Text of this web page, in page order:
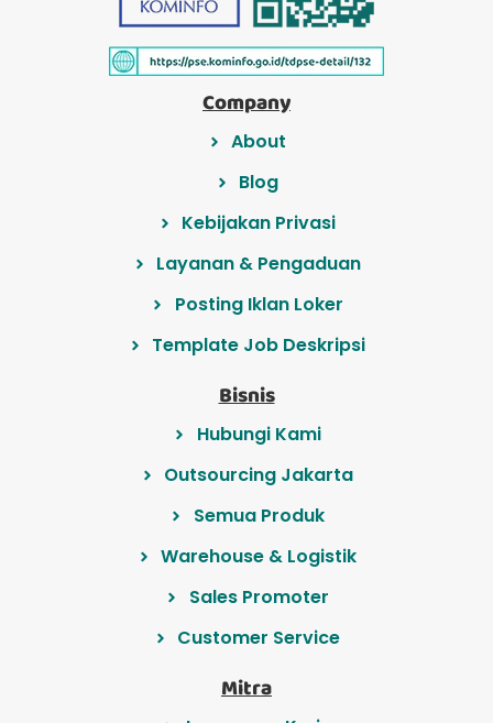
Company
About
Blog
Kebijakan Privasi
Layanan & Pengaduan
Posting Iklan Loker
Template Job Deskripsi
Bisnis
Hubungi Kami
Outsourcing Jakarta
Semua Produk
Warehouse & Logistik
Sales Promoter
Customer Service
Mitra